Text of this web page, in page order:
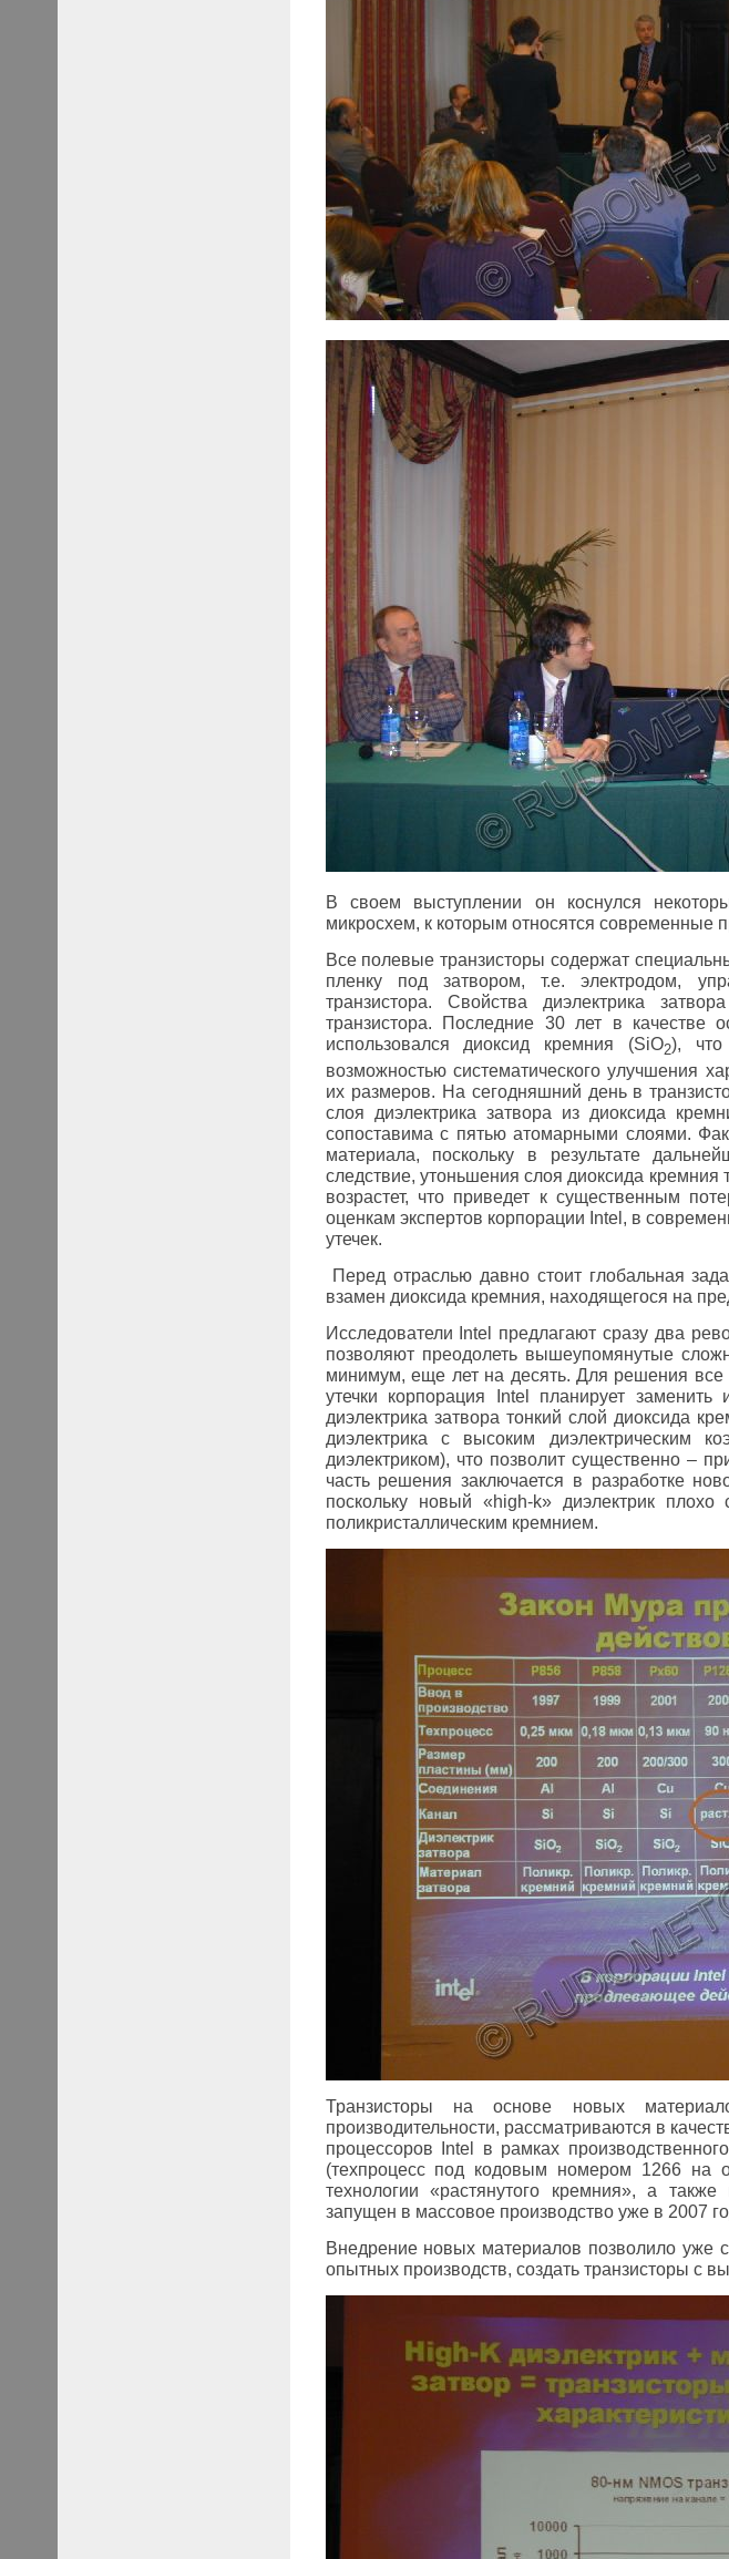
В своем выступлении он коснулся
микросхем, к которым относятся современные
Все полевые транзисторы содержат
пленку под затвором, т.е. электродом,
транзистора. Свойства диэлектрика
транзистора. Последние 30 лет в качестве
использовался диоксид кремния (SiO2), что
возможностью систематического улучшения
их размеров. На сегодняшний день в
слоя диэлектрика затвора из диоксида
сопоставима с пятью атомарными слоями.
материала, поскольку в результате
следствие, утоньшения слоя диоксида кремния
возрастет, что приведет к существенным
оценкам экспертов корпорации Intel, в
утечек.
Перед отраслью давно стоит глобальная
взамен диоксида кремния, находящегося на
Исследователи Intel предлагают сразу два
позволяют преодолеть вышеупомянутые
минимум, еще лет на десять.Для решения все
утечки корпорация Intel планирует
диэлектрика затвора тонкий слой диоксида
диэлектрика с высоким диэлектрическим
диэлектриком), что позволит существенно –
часть решения заключается в разработке
поскольку новый «high-k» диэлектрик
поликристаллическим кремнием.
Транзисторы на основе новых
производительности, рассматриваются в
процессоров Intel в рамках
(техпроцесс под кодовым номером 1266 на
технологии «растянутого кремния», а
запущен в массовое производство уже в 2007
Внедрение новых материалов позволило уже
опытных производств, создать транзисторы с